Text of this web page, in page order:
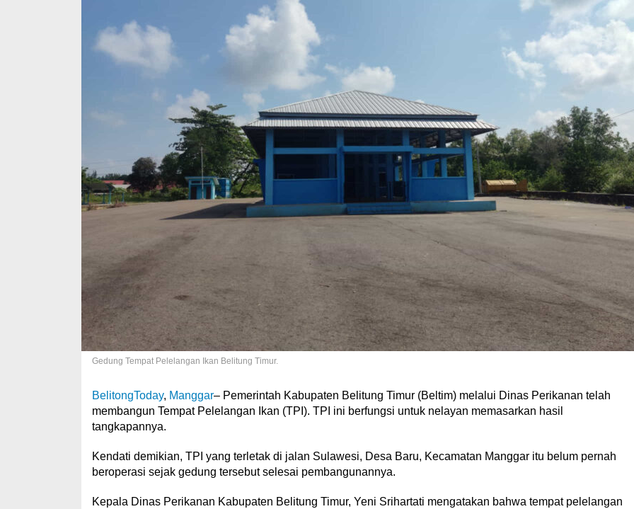
Gedung Tempat Pelelangan Ikan Belitung Timur.
BelitongToday, Manggar– Pemerintah Kabupaten Belitung Timur (Beltim) melalui Dinas Perikanan telah
membangun Tempat Pelelangan Ikan (TPI). TPI ini berfungsi untuk nelayan memasarkan hasil
tangkapannya.
Kendati demikian, TPI yang terletak di jalan Sulawesi, Desa Baru, Kecamatan Manggar itu belum pernah
beroperasi sejak gedung tersebut selesai pembangunannya.
Kepala Dinas Perikanan Kabupaten Belitung Timur, Yeni Srihartati mengatakan bahwa tempat pelelangan